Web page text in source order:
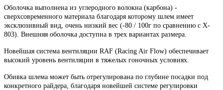
Оболочка выполнена из углеродного волокна (карбона) -
сверхсовременного материала благодаря которому шлем имеет
эксклюзивный вид, очень низкий вес (-80 / 100г по сравнению с X-
803). Внешняя оболочка доступна в трех вариантах размера.
Новейшая система вентиляции RAF (Racing Air Flow) обеспечивает
высокий уровень вентиляции в тяжелых гоночных условиях.
Обивка шлема может быть отрегулирована по глубине посадки под
конкретного райдера, благодаря новейшей системе регулировки